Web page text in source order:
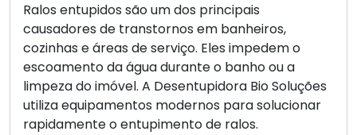
Ralos entupidos são um dos principais
causadores de transtornos em banheiros,
cozinhas e áreas de serviço. Eles impedem o
escoamento da água durante o banho ou a
limpeza do imóvel. A Desentupidora Bio Soluções
utiliza equipamentos modernos para solucionar
rapidamente o entupimento de ralos.